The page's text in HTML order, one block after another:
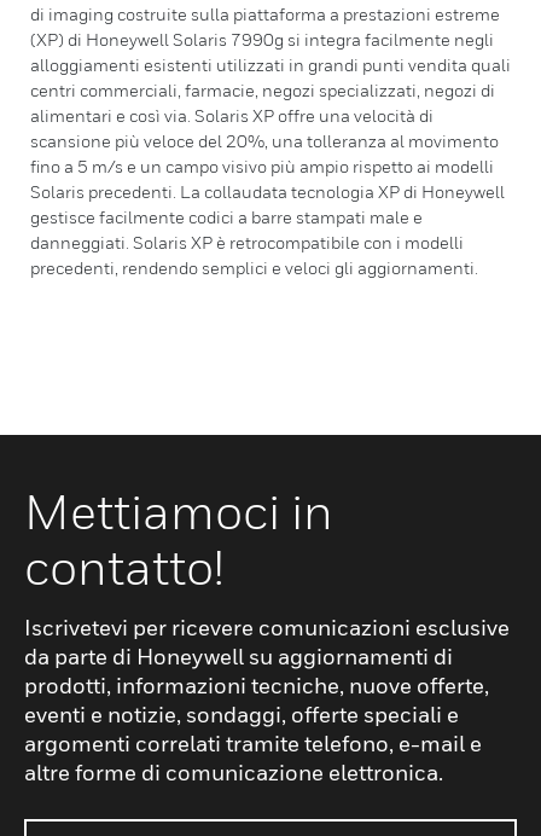
di imaging costruite sulla piattaforma a prestazioni estreme
(XP) di Honeywell Solaris 7990g si integra facilmente negli
alloggiamenti esistenti utilizzati in grandi punti vendita quali
centri commerciali, farmacie, negozi specializzati, negozi di
alimentari e così via. Solaris XP offre una velocità di
scansione più veloce del 20%, una tolleranza al movimento
fino a 5 m/s e un campo visivo più ampio rispetto ai modelli
Solaris precedenti. La collaudata tecnologia XP di Honeywell
gestisce facilmente codici a barre stampati male e
danneggiati. Solaris XP è retrocompatibile con i modelli
precedenti, rendendo semplici e veloci gli aggiornamenti.
Mettiamoci in
contatto!
Iscrivetevi per ricevere comunicazioni esclusive
da parte di Honeywell su aggiornamenti di
prodotti, informazioni tecniche, nuove offerte,
eventi e notizie, sondaggi, offerte speciali e
argomenti correlati tramite telefono, e-mail e
altre forme di comunicazione elettronica.